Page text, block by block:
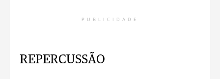
PUBLICIDADE
REPERCUSSÃO